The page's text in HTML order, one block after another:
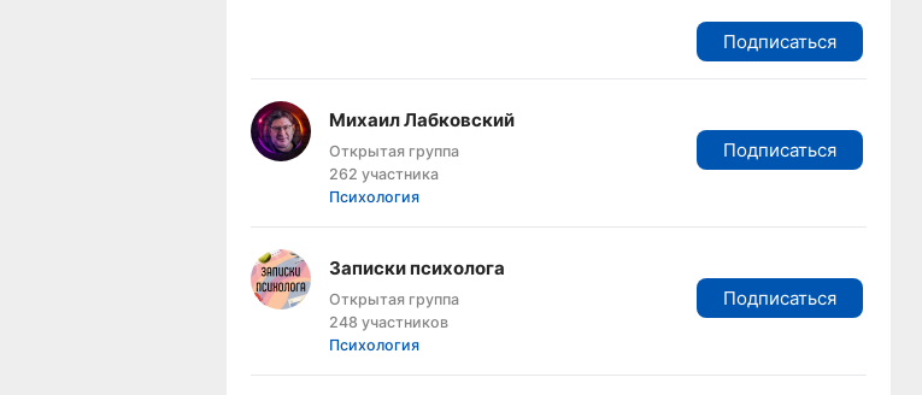
Подписаться
Михаил Лабковский
Открытая группа
262 участника
Психология
Подписаться
Записки психолога
Открытая группа
248 участников
Психология
Подписаться